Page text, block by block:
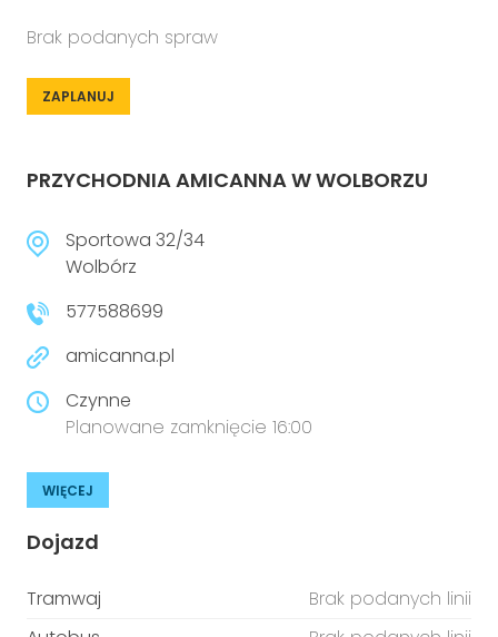
Brak podanych spraw
ZAPLANUJ
PRZYCHODNIA AMICANNA W WOLBORZU
Sportowa 32/34
Wolbórz
577588699
amicanna.pl
Czynne
Planowane zamknięcie 16:00
WIĘCEJ
Dojazd
Tramwaj
Brak podanych linii